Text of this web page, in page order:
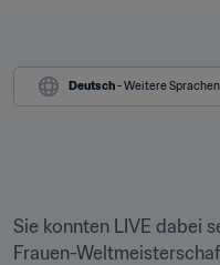
Deutsch - Weitere
Sie konnten LIVE dabei
Frauen-